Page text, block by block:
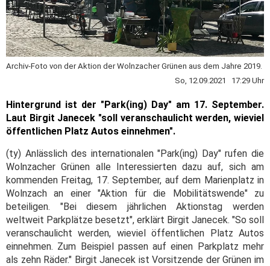
Archiv-Foto von der Aktion der Wolnzacher Grünen aus dem Jahre 2019.
So, 12.09.2021 17:29 Uhr
Hintergrund ist der "Park(ing) Day" am 17. September.
Laut Birgit Janecek "soll veranschaulicht werden, wieviel
öffentlichen Platz Autos einnehmen".
(ty) Anlässlich des internationalen "Park(ing) Day" rufen die
Wolnzacher Grünen alle Interessierten dazu auf, sich am
kommenden Freitag, 17. September, auf dem Marienplatz in
Wolnzach an einer "Aktion für die Mobilitätswende" zu
beteiligen. "Bei diesem jährlichen Aktionstag werden
weltweit Parkplätze besetzt", erklärt Birgit Janecek. "So soll
veranschaulicht werden, wieviel öffentlichen Platz Autos
einnehmen. Zum Beispiel passen auf einen Parkplatz mehr
als zehn Räder." Birgit Janecek ist Vorsitzende der Grünen im